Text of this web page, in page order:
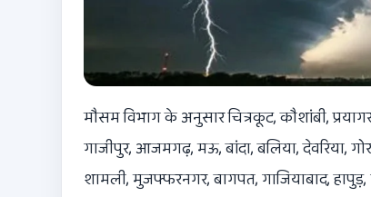
मौसम विभाग के अनुसार चित्रकूट, कौशांबी,
गाजीपुर, आजमगढ़, मऊ, बांदा, बलिया, देवरिया,
शामली, मुजफ्फरनगर, बागपत, गाजियाबाद,